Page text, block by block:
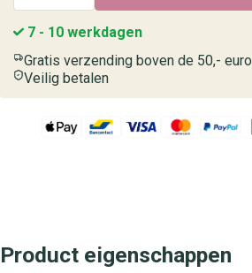
7 - 10 werkdagen
Gratis verzending boven de 50,- euro
Veilig betalen
Product eigenschappen